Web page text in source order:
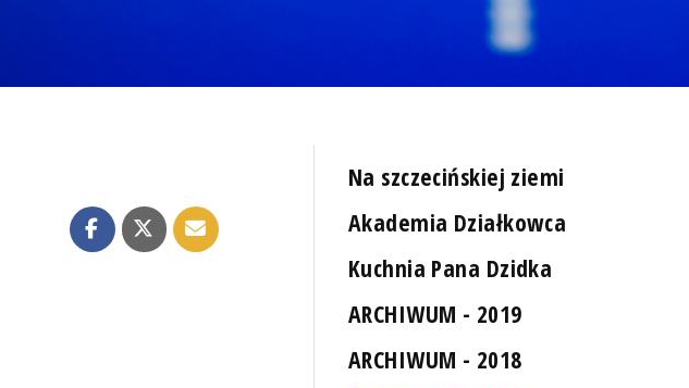
Na szczecińskiej ziemi
Akademia Działkowca
Kuchnia Pana Dzidka
ARCHIWUM - 2019
ARCHIWUM - 2018